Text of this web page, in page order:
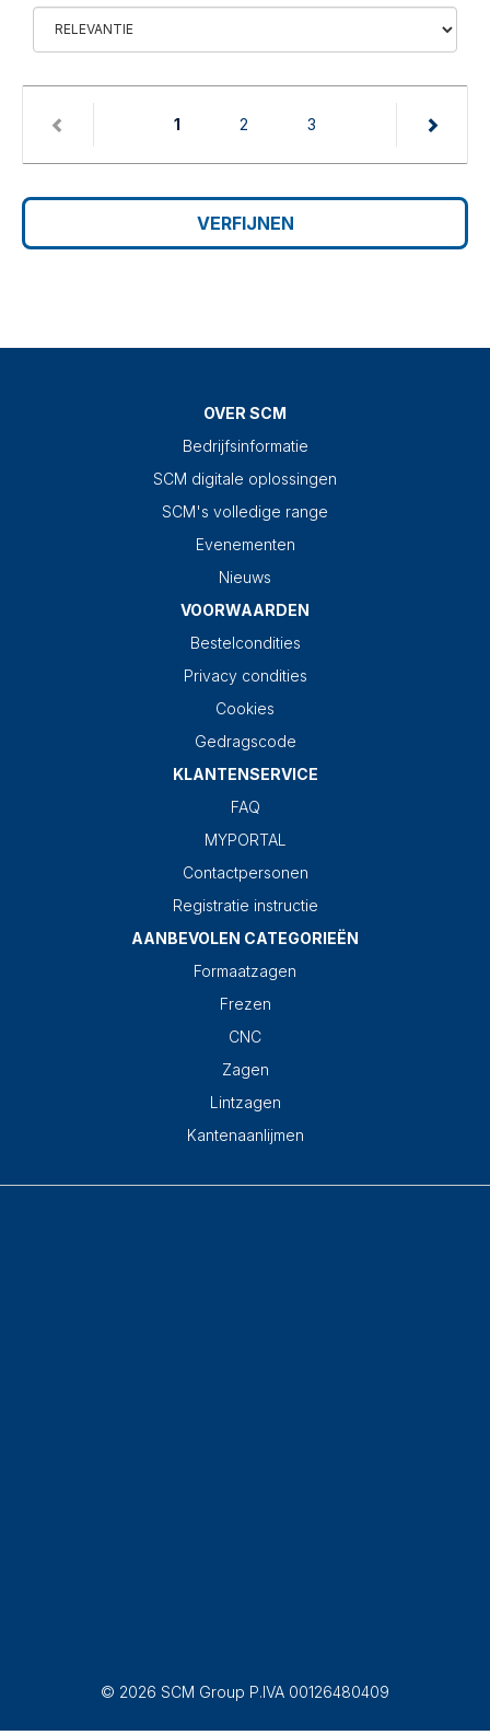
1(current)
2 3
VERFIJNEN
OVER SCM
Bedrijfsinformatie
SCM digitale oplossingen
SCM's volledige range
Evenementen
Nieuws
VOORWAARDEN
Bestelcondities
Privacy condities
Cookies
Gedragscode
KLANTENSERVICE
FAQ
MYPORTAL
Contactpersonen
Registratie instructie
AANBEVOLEN CATEGORIEËN
Formaatzagen
Frezen
CNC
Zagen
Lintzagen
Kantenaanlijmen
© 2026 SCM Group P.IVA 00126480409